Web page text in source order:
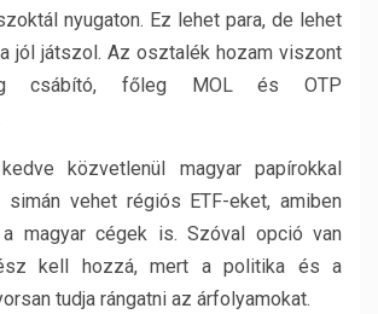
nyugaton. Ez lehet para, de lehet
jól játszol. Az osztalék hozam viszont
csábító, főleg MOL és OTP
közvetlenül magyar papírokkal
simán vehet régiós ETF-eket, amiben
a magyar cégek is. Szóval opció van
kell hozzá, mert a politika és a
tudja rángatni az árfolyamokat.